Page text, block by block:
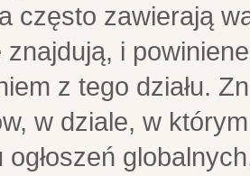
często zawierają
znajdują, i
z tego działu.
w dziale, w
ogłoszeń